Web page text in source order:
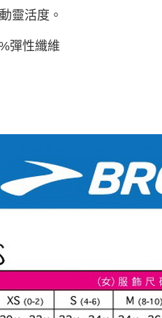
靈活度。
彈性纖維